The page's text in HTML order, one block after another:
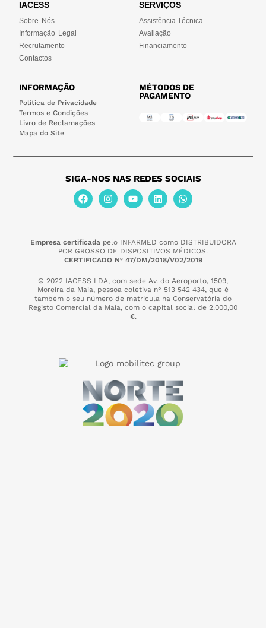
IACESS
Sobre Nós
Informação Legal
Recrutamento
Contactos
SERVIÇOS
Assistência Técnica
Avaliação
Financiamento
INFORMAÇÃO
Política de Privacidade
Termos e Condições
Livro de Reclamações
Mapa do Site
MÉTODOS DE
PAGAMENTO
SIGA-NOS NAS REDES SOCIAIS
Empresa certificadapelo INFARMED como DISTRIBUIDORA
POR GROSSO DE DISPOSITIVOS MÉDICOS.
CERTIFICADO Nº 47/DM/2018/V02/2019
© 2022 IACESS LDA, com sede Av. do Aeroporto, 1509,
Moreira da Maia, pessoa coletiva n° 513 542 434, que é
também o seu número de matrícula na Conservatória do
Registo Comercial da Maia, com o capital social de 2.000,00
€.